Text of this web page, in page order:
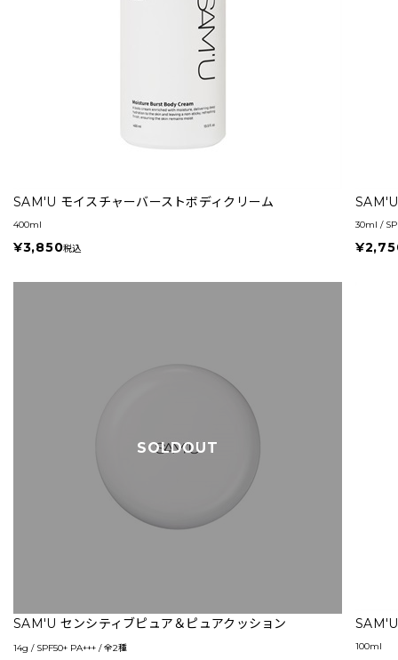
SAM'U モイスチャーバーストボディクリーム
400ml
¥3,850税込
30ml /
SOLDOUT
SAM'U センシティブピュア＆ピュアクッション
14g / SPF50+ PA+++ / 全2種 100ml